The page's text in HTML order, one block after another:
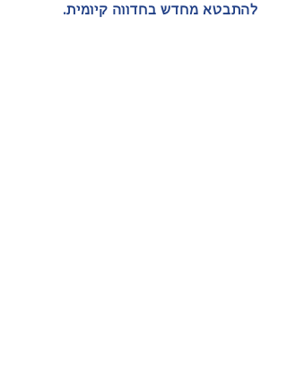
להתבטא מחדש בחדווה קיומית.